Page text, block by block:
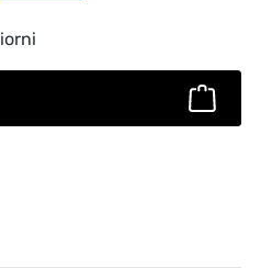
desiderata o